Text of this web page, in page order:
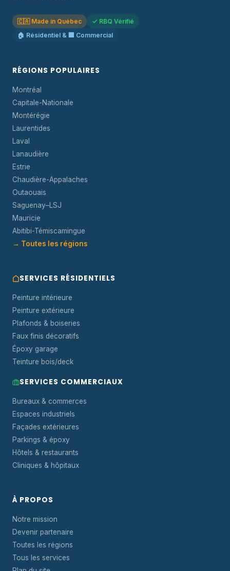
🇨🇦 Made in Québec
✓ RBQ Vérifié
🏠 Résidentiel & 🏢 Commercial
RÉGIONS POPULAIRES
Montréal
Capitale-Nationale
Montérégie
Laurentides
Laval
Lanaudière
Estrie
Chaudière-Appalaches
Outaouais
Saguenay–LSJ
Mauricie
Abitibi-Témiscamingue
→ Toutes les régions
SERVICES RÉSIDENTIELS
Peinture intérieure
Peinture extérieure
Plafonds & boiseries
Faux finis décoratifs
Époxy garage
Teinture bois/deck
SERVICES COMMERCIAUX
Bureaux & commerces
Espaces industriels
Façades extérieures
Parkings & époxy
Hôtels & restaurants
Cliniques & hôpitaux
À PROPOS
Notre mission
Devenir partenaire
Toutes les régions
Tous les services